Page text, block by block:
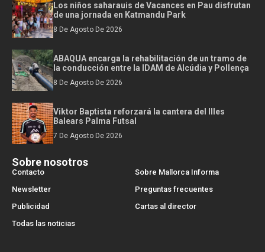
Los niños saharauis de Vacances en Pau disfrutan
de una jornada en Katmandu Park
8 De Agosto De 2026
ABAQUA encarga la rehabilitación de un tramo de
la conducción entre la IDAM de Alcúdia y Pollença
8 De Agosto De 2026
Viktor Baptista reforzará la cantera del Illes
Balears Palma Futsal
7 De Agosto De 2026
Sobre nosotros
Contacto
Sobre Mallorca Informa
Newsletter
Preguntas frecuentes
Publicidad
Cartas al director
Todas las noticias